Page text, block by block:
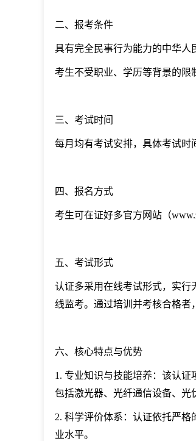
二、报考条件
具有完全民事行为能力的中华人
考生不受职业、学历等背景的限
三、考试时间
每月均有考试安排，具体考试时
四、报名方式
考生可在证好多官方网站（
五、考试形式
认证多采用在线考试形式，实行
线监考。通过培训并考核合格者
六、核心特点与优势
1. 专业知识与技能培养：该认证
包括激光器、光纤通信设备、光
2. 科学评价体系：认证依托严
业水平。